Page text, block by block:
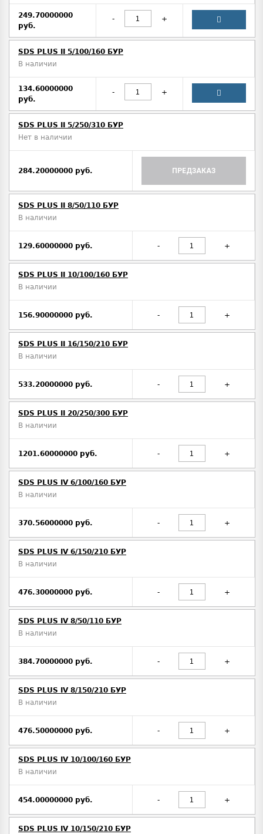
249.70000000
руб.
- +
SDS PLUS II 5/100/160 БУР
В наличии
134.60000000
руб.
- +
SDS PLUS II 5/250/310 БУР
Нет в наличии
284.20000000 руб. ПРЕДЗАКАЗ
SDS PLUS II 8/50/110 БУР
В наличии
129.60000000 руб. - +
SDS PLUS II 10/100/160 БУР
В наличии
156.90000000 руб. - +
SDS PLUS II 16/150/210 БУР
В наличии
533.20000000 руб. - +
SDS PLUS II 20/250/300 БУР
В наличии
1201.60000000 руб. - +
SDS PLUS IV 6/100/160 БУР
В наличии
370.56000000 руб. - +
SDS PLUS IV 6/150/210 БУР
В наличии
476.30000000 руб. - +
SDS PLUS IV 8/50/110 БУР
В наличии
384.70000000 руб. - +
SDS PLUS IV 8/150/210 БУР
В наличии
476.50000000 руб. - +
SDS PLUS IV 10/100/160 БУР
В наличии
454.00000000 руб. - +
SDS PLUS IV 10/150/210 БУР